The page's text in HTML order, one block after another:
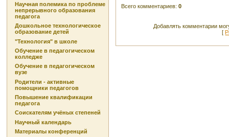
Научная полемика по проблеме
непрерывного образования
педагога
Дошкольное технологическое
образование детей
"Технология" в школе
Обучение в педагогическом
колледже
Обучение в педагогическом
вузе
Родители - активные
помощники педагогов
Повышение квалификации
педагога
Соискателям учёных степеней
Научный календарь
Материалы конференций
Всего комментариев: 0
Добавлять комментарии
[